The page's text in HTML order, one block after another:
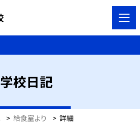
学校日記
> 給食室より > 詳細